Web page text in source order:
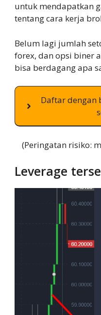
untuk mendapatkan
tentang cara kerja
Belum lagi jumlah
forex, dan opsi biner
bisa berdagang apa
Daftar dengan
(Peringatan risiko:
Leverage